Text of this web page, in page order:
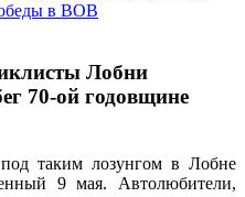
Лобни
70-ой годовщине
таким лозунгом в Лобне
9 мая. Автолюбители,